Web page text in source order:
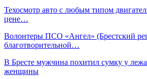
Техосмотр авто с любым типом
цене…
Волонтеры ПСО «Ангел» (Брестский
благотворительной…
В Бресте мужчина похитил сумку у
женщины